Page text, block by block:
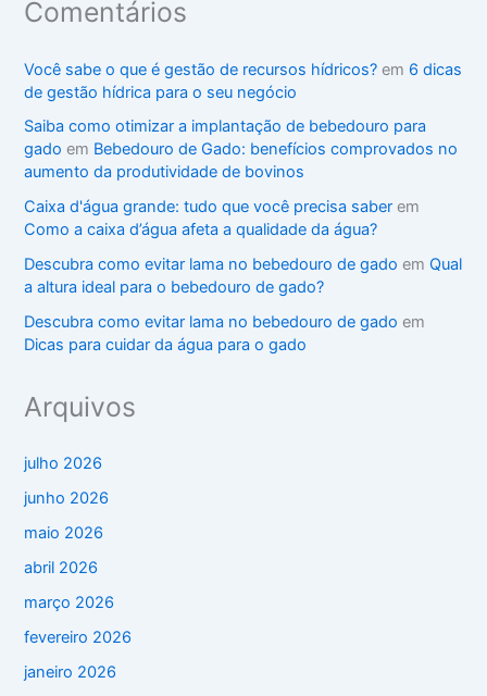
Comentários
Você sabe o que é gestão de recursos hídricos? em 6 dicas
de gestão hídrica para o seu negócio
Saiba como otimizar a implantação de bebedouro para
gado em Bebedouro de Gado: benefícios comprovados no
aumento da produtividade de bovinos
Caixa d'água grande: tudo que você precisa saber em
Como a caixa d’água afeta a qualidade da água?
Descubra como evitar lama no bebedouro de gado em Qual
a altura ideal para o bebedouro de gado?
Descubra como evitar lama no bebedouro de gado em
Dicas para cuidar da água para o gado
Arquivos
julho 2026
junho 2026
maio 2026
abril 2026
março 2026
fevereiro 2026
janeiro 2026